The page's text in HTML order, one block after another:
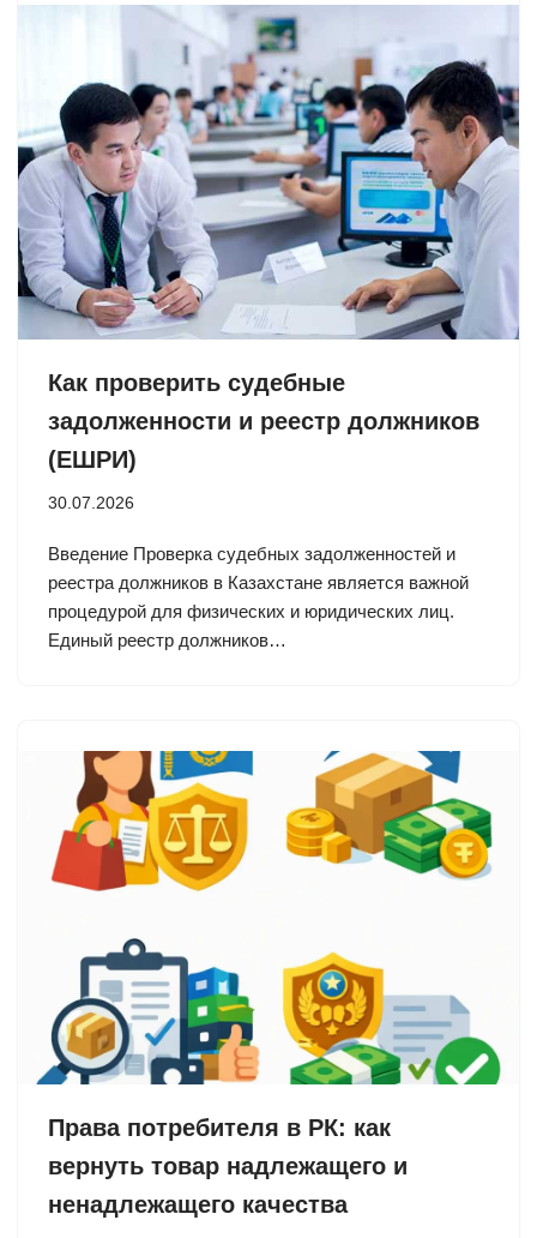
Как проверить судебные
задолженности и реестр должников
(ЕШРИ)
30.07.2026
Введение Проверка судебных задолженностей и
реестра должников в Казахстане является важной
процедурой для физических и юридических лиц.
Единый реестр должников…
Права потребителя в РК: как
вернуть товар надлежащего и
ненадлежащего качества